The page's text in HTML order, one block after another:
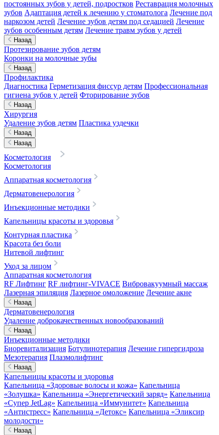
постоянных зубов у детей, подростков Реставрация молочных
зубов Адаптация детей к лечению у стоматолога Лечение под
наркозом детей Лечение зубов детям под седацией Лечение
зубов особенным детям Лечение травм зубов у детей
Назад
Протезирование зубов детям
Коронки на молочные зубы
Назад
Профилактика
Диагностика Герметизация фиссур детям Профессиональная
гигиена зубов у детей Фторирование зубов
Назад
Хирургия
Удаление зубов детям Пластика уздечки
Назад
Назад
Косметология
Косметология
Аппаратная косметология
Дерматовенерология
Инъекционные методики
Капельницы красоты и здоровья
Контурная пластика
Красота без боли
Нитевой лифтинг
Уход за лицом
Аппаратная косметология
RF Лифтинг RF лифтинг-VIVACE Вибровакуумный массаж
Лазерная эпиляция Лазерное омоложение Лечение акне
Назад
Дерматовенерология
Удаление доброкачественных новообразований
Назад
Инъекционные методики
Биоревитализация Ботулинотерапия Лечение гипергидроза
Мезотерапия Плазмолифтинг
Назад
Капельницы красоты и здоровья
Капельница «Здоровые волосы и кожа» Капельница
«Золушка» Капельница «Энергетический заряд» Капельница
«Супер JetLag» Капельница «Иммунитет» Капельница
«Антистресс» Капельница «Детокс» Капельница «Эликсир
молодости»
Назад